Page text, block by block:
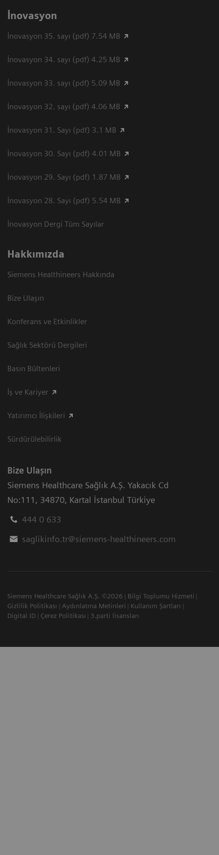
İnovasyon
İnovasyon 35. sayı (pdf) 7.54 MB
İnovasyon 34. sayı (pdf) 4.25 MB
İnovasyon 33. sayı (pdf) 5.09 MB
İnovasyon 32. sayı (pdf) 4.06 MB
İnovasyon 31. Sayı (pdf) 3.1 MB
İnovasyon 30. Sayı (pdf) 4.01 MB
İnovasyon 29. Sayı (pdf) 1.87 MB
İnovasyon 28. Sayı (pdf) 5.54 MB
İnovasyon Dergi Tüm Sayılar
Hakkımızda
Siemens Healthineers Hakkında
Bize Ulaşın
Konferans ve Etkinlikler
Sağlık Sektörü Dergileri
Basın Bültenleri
İş ve Kariyer
Yatırımcı İlişkileri
Sürdürülebilirlik
Bize Ulaşın
Siemens Healthcare Sağlık A.Ş. Yakacık Cd
No:111 , 34870, Kartal İstanbul Türkiye
444 0 633
saglikinfo.tr@siemens-healthineers.com
Siemens Healthcare Sağlık A.Ş. ©2026
Bilgi Toplumu Hizmeti
Gizlilik Politikası
Aydınlatma Metinleri
Kullanım Şartları
Digital ID
Çerez Politikası 3.parti lisansları